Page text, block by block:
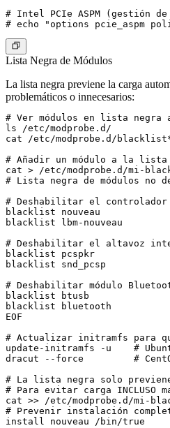
# Intel PCIe ASPM (gestión
Lista Negra de Módulos
La lista negra previene la carga
problemáticos o innecesarios:
# Ver módulos en lista negra
ls /etc/modprobe.d/
cat /etc/modprobe.d/
# Añadir un módulo a la lista
cat > /etc/modprobe.d/mi-
# Lista negra de módulos no
# Deshabilitar el controlador
blacklist nouveau
blacklist lbm-nouveau
# Deshabilitar el altavoz
blacklist pcspkr
blacklist snd_pcsp
# Deshabilitar módulo
blacklist btusb
blacklist bluetooth
EOF
# Actualizar initramfs para
update-initramfs -u    #
dracut --force         #
# La lista negra solo
# Para evitar carga
cat >> /etc/modprobe.d/mi-
# Prevenir instalación
install nouveau /bin/true